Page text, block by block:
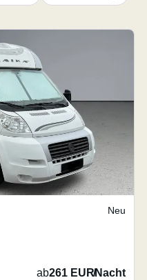
Neu
ab261 EUR/Nacht